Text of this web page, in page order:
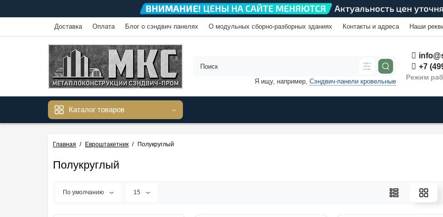
Доставка Оплата Блог о сэндвич панелях О модульных сборно-разборных зданиях Контакты и адреса Наши
+7
Режим
Я ищу, например, Сэндвич-панели кровельные
Каталог товаров
Главная Евроштакетник Полукруглый
Полукруглый
По умолчанию 15